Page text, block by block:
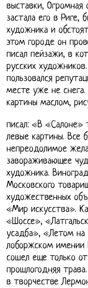
выставки, Огромная
застала его в Риге,
художника и
этом городе он
писал пейзажи, в
русских
пользовался
месте уже не
картины маслом,
писал: «В «Салоне»
левые картины. Все
непреодолимое
завораживающее
художника.
Московского
художественных
«Мир искусства».
«Шоссе»,
усадба», «Летом
лоборжском
сошел еще только
прошлогодняя
в творчестве